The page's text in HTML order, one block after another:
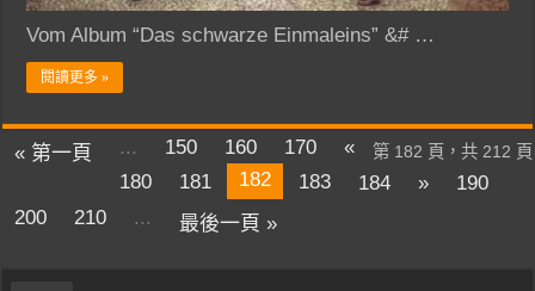
Vom Album “Das schwarze Einmaleins” &# …
閱讀更多 »
第 182 頁，共 212 頁
« 第一頁 ... 150 160 170
«
180
181 182 183 184 »
190
200
210 ... 最後一頁 »